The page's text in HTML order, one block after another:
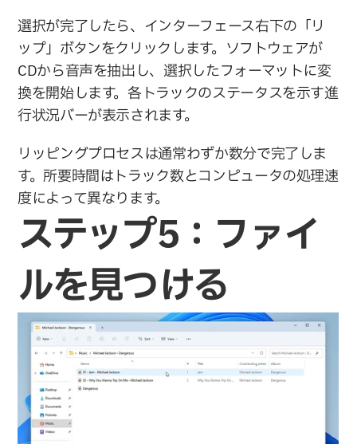
選択が完了したら、インターフェース右下の「リ
ップ」ボタンをクリックします。ソフトウェアが
CDから音声を抽出し、選択したフォーマットに変
換を開始します。各トラックのステータスを示す進
行状況バーが表示されます。
リッピングプロセスは通常わずか数分で完了しま
す。所要時間はトラック数とコンピュータの処理速
度によって異なります。
ステップ5：ファイ
ルを見つける